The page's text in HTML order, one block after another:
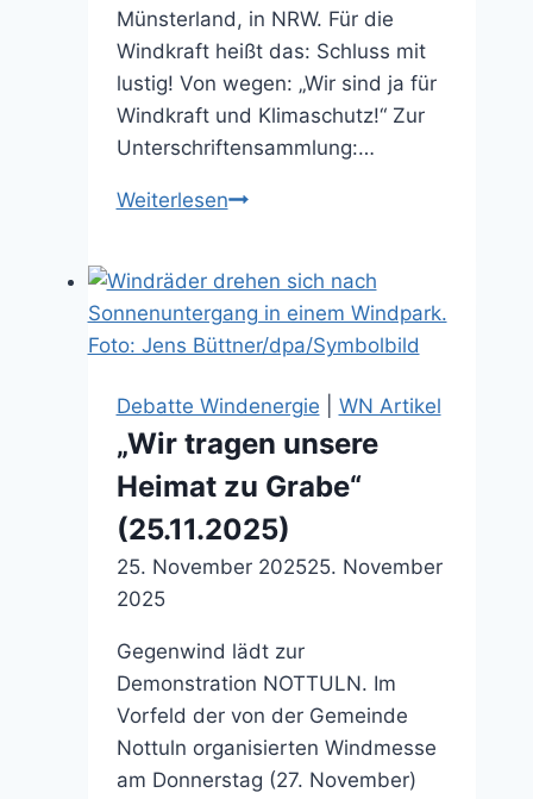
Münsterland, in NRW. Für die
Windkraft heißt das: Schluss mit
lustig! Von wegen: „Wir sind ja für
Windkraft und Klimaschutz!“ Zur
Unterschriftensammlung:…
WeiterlesenSchutzgürtel
bei
Klimafolgen
(10.10.2025)
Debatte Windenergie
WN Artikel
„Wir tragen unsere
Heimat zu Grabe“
(25.11.2025)
25. November 202525. November
2025
Gegenwind lädt zur
Demonstration NOTTULN. Im
Vorfeld der von der Gemeinde
Nottuln organisierten Windmesse
am Donnerstag (27. November)